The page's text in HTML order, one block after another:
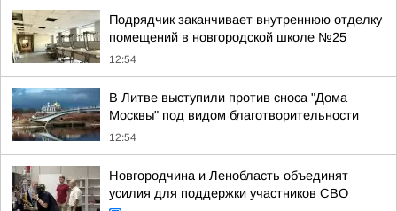
Подрядчик заканчивает внутреннюю отделку
помещений в новгородской школе №25
12:54
В Литве выступили против сноса "Дома
Москвы" под видом благотворительности
12:54
Новгородчина и Ленобласть объединят
усилия для поддержки участников СВО